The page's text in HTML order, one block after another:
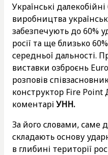
Українські
виробництва
забезпечують до 60%
росії та ще близько
середньої дальності.
виставки озброєнь
розповів
конструктор Fire
коментаріУНН.
За його словами, саме
складають основу
в глибині території